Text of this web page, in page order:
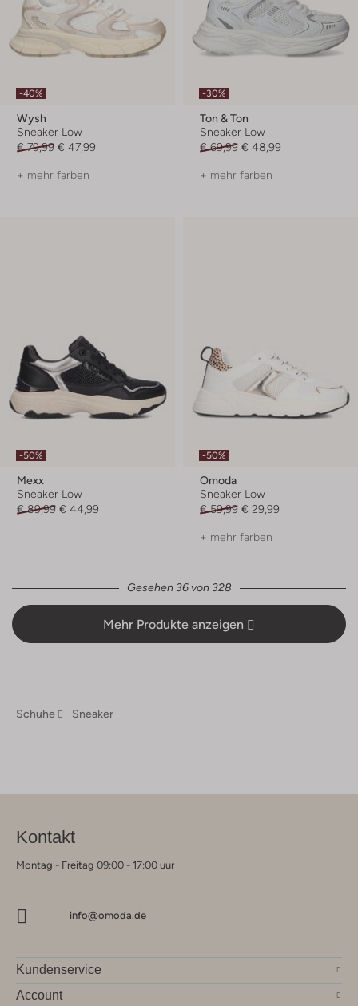
-40%
Wysh
Sneaker Low
€ 79,99 € 47,99
+ mehr farben
-30%
Ton & Ton
Sneaker Low
€ 69,99 € 48,99
+ mehr farben
-50%
Mexx
Sneaker Low
€ 89,99 € 44,99
-50%
Omoda
Sneaker Low
€ 59,99 € 29,99
+ mehr farben
Gesehen 36 von 328
Mehr Produkte anzeigen
Schuhe Sneaker
Kontakt
Montag - Freitag 09:00 - 17:00 uur
info@omoda.de
Kundenservice
Account